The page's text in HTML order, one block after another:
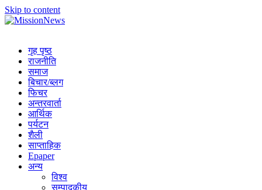
Skip to content
गृह पृष्ठ
राजनीति
समाज
बिचार/ब्लग
फिचर
अन्तरवार्ता
आर्थिक
पर्यटन
शैली
साप्ताहिक
Epaper
अन्य
विश्व
सम्पादकीय